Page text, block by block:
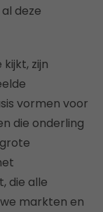
deze
zijn
vormen voor
die onderling
die alle
markten en